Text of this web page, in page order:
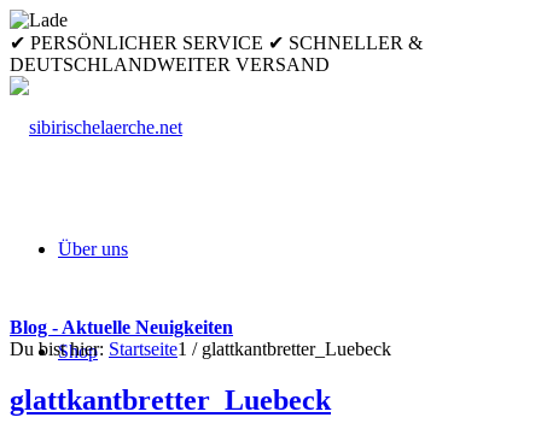
✔ PERSÖNLICHER SERVICE ✔ SCHNELLER &
DEUTSCHLANDWEITER VERSAND
Über uns
Shop
Blog - Aktuelle Neuigkeiten
Du bist hier: Startseite1 / glattkantbretter_Luebeck
glattkantbretter_Luebeck